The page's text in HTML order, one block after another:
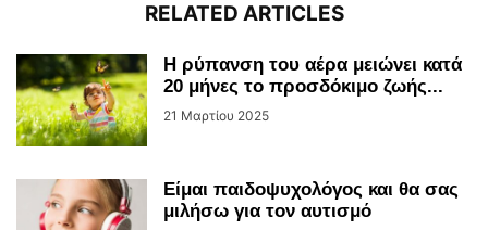
RELATED ARTICLES
Η ρύπανση του αέρα μειώνει κατά
20 μήνες το προσδόκιμο ζωής...
21 Μαρτίου 2025
Είμαι παιδοψυχολόγος και θα σας
μιλήσω για τον αυτισμό